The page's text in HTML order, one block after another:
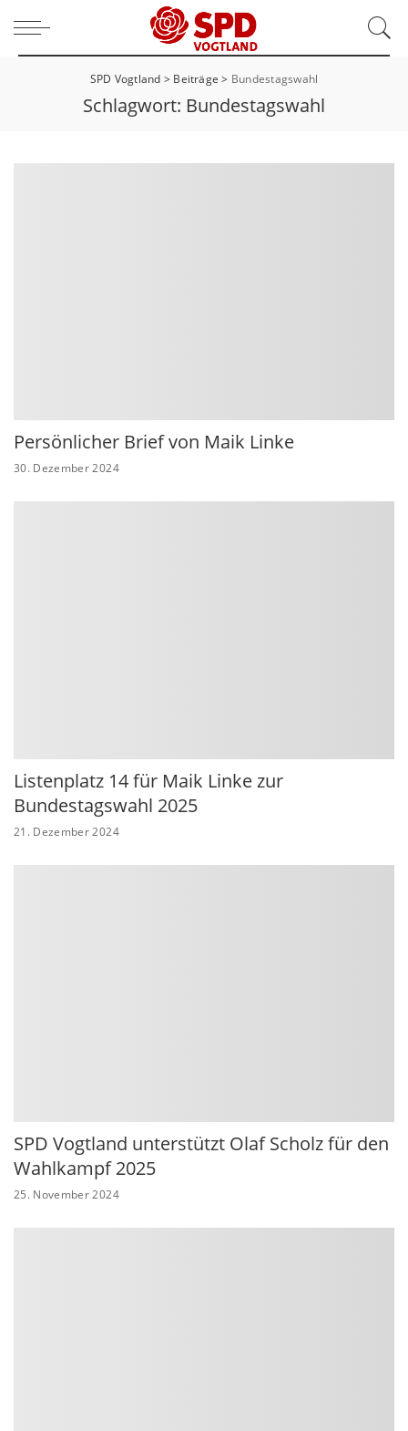
SPD Vogtland > Beiträge > Bundestagswahl
Schlagwort: Bundestagswahl
Persönlicher Brief von Maik Linke
30. Dezember 2024
Listenplatz 14 für Maik Linke zur
Bundestagswahl 2025
21. Dezember 2024
SPD Vogtland unterstützt Olaf Scholz für den
Wahlkampf 2025
25. November 2024